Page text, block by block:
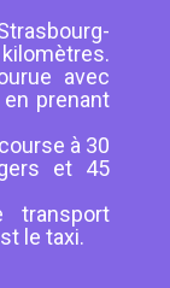
avec
prenant
à 30
et 45
transport
le taxi.